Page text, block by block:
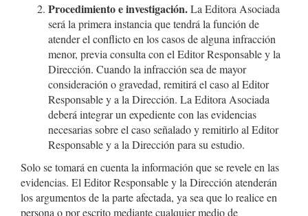
Procedimiento e investigación.La Editora Asociada
será la primera instancia que tendrá la función de
atender el conflicto en los casos de alguna infracción
menor, previa consulta con el Editor Responsable y la
Dirección. Cuando la infracción sea de mayor
consideración o gravedad, remitirá el caso al Editor
Responsable y a la Dirección. La Editora Asociada
deberá integrar un expediente con las evidencias
necesarias sobre el caso señalado y remitirlo al Editor
Responsable y a la Dirección para su estudio.
Solo se tomará en cuenta la información que se revele en las
evidencias. El Editor Responsable y la Dirección atenderán
los argumentos de la parte afectada, ya sea que lo realice en
persona o por escrito mediante cualquier medio de